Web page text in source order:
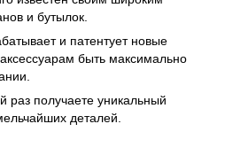
и бутылок.
и патентует новые
быть максимально
раз получаете уникальный
деталей.